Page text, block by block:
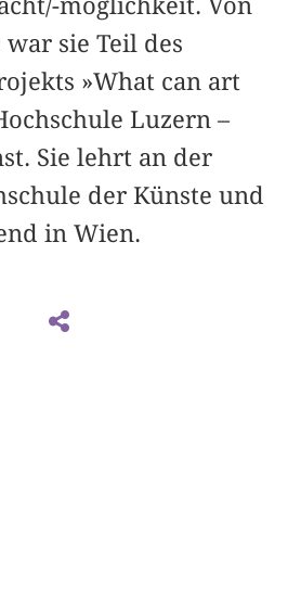
war sie Teil des
»What can art
Luzern –
Sie lehrt an der
der Künste und
in Wien.